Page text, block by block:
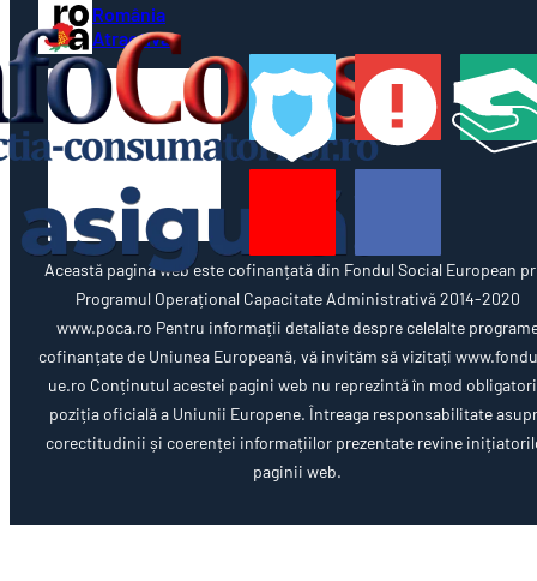
România
Atractivă
Această pagină web este cofinanțată din Fondul Social European
Programul Operațional Capacitate Administrativă 2014-2020
www.poca.ro Pentru informații detaliate despre celelalte
cofinanțate de Uniunea Europeană, vă invităm să vizitați
ue.ro Conținutul acestei pagini web nu reprezintă în mod
poziția oficială a Uniunii Europene. Întreaga responsabilitate
corectitudinii și coerenței informațiilor prezentate revine
paginii web.